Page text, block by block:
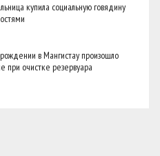
купила социальную говядину
в Мангистау произошло
при очистке резервуара